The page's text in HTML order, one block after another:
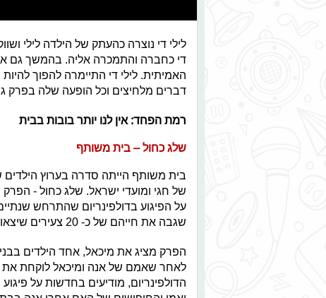
לילי די נוצרה כהעתק של הילדה לילי
די כחברה והתמכרה אליה. בהמשך גם
האמיתית. לילי די התיימרה להפוך
דברים מלחיצים וכל הופעה שלה בפרק
רמת הפחד: אין לנו יותר בובות בבית
שלג כחול – בית משותף
בית משותף הייתה סדרה בערוץ הילדים
של חגי ומועדי ישראל. שלג כחול - הפרק
שגבה את חייהם של כ- 20 צעירים שיצאו לבלות במועדון הדולפינריום, רובם מהעדה הרוסית.
הפרק מציג את מיכאל, אחד הילדים
לאחר שאמם של אנה ומיכאל לוקחת את
הדולפינריום, מודיעים בחדשות על